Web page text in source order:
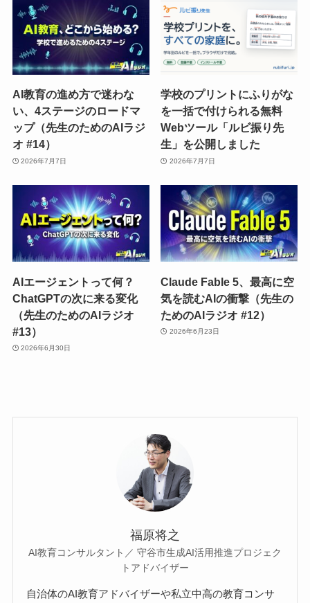
AI教育の進め方で迷わな
い、4ステージのロードマ
ップ（先生のためのAIラジ
オ #14）
2026年7月7日
学校のプリントにふりがな
を一括で付けられる無料
Webツール「ルビ振り先
生」を公開しました
2026年7月7日
AIエージェントって何？
ChatGPTの次に来る変化
（先生のためのAIラジオ
#13）
2026年6月30日
Claude Fable 5、最高に空
気を読むAIの衝撃（先生の
ためのAIラジオ #12）
2026年6月23日
福原将之
AI教育コンサルタント／ 守谷市生成AI活用推進プロジェク
トアドバイザー
自治体のAI教育アドバイザーや私立中高の教育コンサ